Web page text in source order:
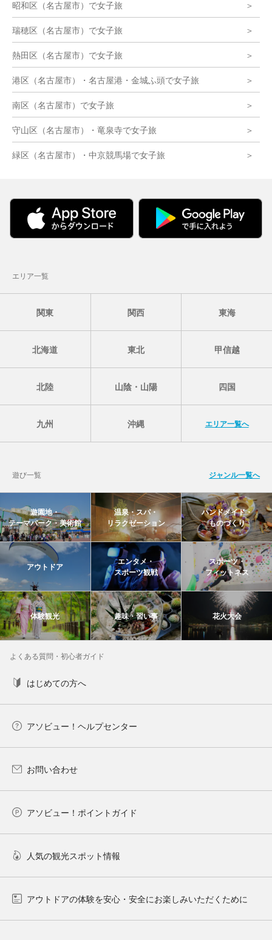
昭和区（名古屋市）で女子旅
瑞穂区（名古屋市）で女子旅
熱田区（名古屋市）で女子旅
港区（名古屋市）・名古屋港・金城ふ頭で女子旅
南区（名古屋市）で女子旅
守山区（名古屋市）・竜泉寺で女子旅
緑区（名古屋市）・中京競馬場で女子旅
エリア一覧
関東 関西 東海
北海道 東北 甲信越
北陸 山陰・山陽 四国
九州 沖縄 エリア一覧へ
遊び一覧 ジャンル一覧へ
遊園地・
テーマパーク・美術館
温泉・スパ・
リラクゼーション
ハンドメイド・
ものづくり
アウトドア
エンタメ・
スポーツ観戦
スポーツ・
フィットネス
体験観光 趣味・習い事 花火大会
よくある質問・初心者ガイド
はじめての方へ
アソビュー！ヘルプセンター
お問い合わせ
アソビュー！ポイントガイド
人気の観光スポット情報
アウトドアの体験を安心・安全にお楽しみいただくために